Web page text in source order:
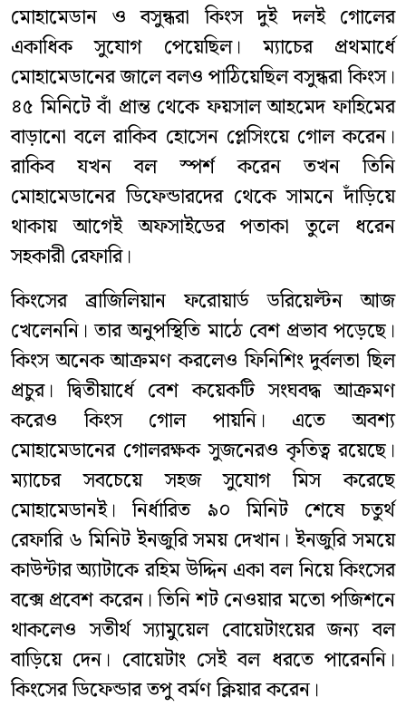
মোহামেডান ও বসুন্ধরা কিংস দুই দলই গোলের
একাধিক সুযোগ পেয়েছিল। ম্যাচের প্রথমার্ধে
মোহামেডানের জালে বলও পাঠিয়েছিল বসুন্ধরা কিংস।
৪৫ মিনিটে বাঁ প্রান্ত থেকে ফয়সাল আহমেদ ফাহিমের
বাড়ানো বলে রাকিব হোসেন প্লেসিংয়ে গোল করেন।
রাকিব যখন বল স্পর্শ করেন তখন তিনি
মোহামেডানের ডিফেন্ডারদের থেকে সামনে দাঁড়িয়ে
থাকায় আগেই অফসাইডের পতাকা তুলে ধরেন
সহকারী রেফারি।
কিংসের ব্রাজিলিয়ান ফরোয়ার্ড ডরিয়েল্টন আজ
খেলেননি। তার অনুপস্থিতি মাঠে বেশ প্রভাব পড়েছে।
কিংস অনেক আক্রমণ করলেও ফিনিশিং দুর্বলতা ছিল
প্রচুর। দ্বিতীয়ার্ধে বেশ কয়েকটি সংঘবদ্ধ আক্রমণ
করেও কিংস গোল পায়নি। এতে অবশ্য
মোহামেডানের গোলরক্ষক সুজনেরও কৃতিত্ব রয়েছে।
ম্যাচের সবচেয়ে সহজ সুযোগ মিস করেছে
মোহামেডানই। নির্ধারিত ৯০ মিনিট শেষে চতুর্থ
রেফারি ৬ মিনিট ইনজুরি সময় দেখান। ইনজুরি সময়ে
কাউন্টার অ্যাটাকে রহিম উদ্দিন একা বল নিয়ে কিংসের
বক্সে প্রবেশ করেন। তিনি শট নেওয়ার মতো পজিশনে
থাকলেও সতীর্থ স্যামুয়েল বোয়েটাংয়ের জন্য বল
বাড়িয়ে দেন। বোয়েটাং সেই বল ধরতে পারেননি।
কিংসের ডিফেন্ডার তপু বর্মণ ক্লিয়ার করেন।